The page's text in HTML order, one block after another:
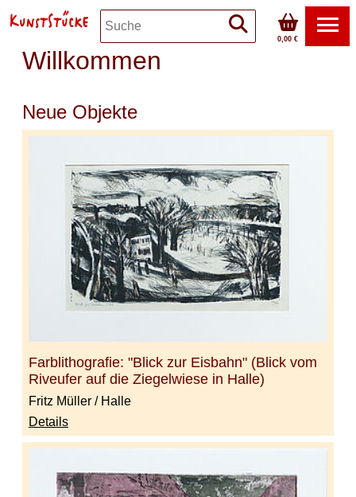
0,00 €
Willkommen
Neue Objekte
Farblithografie: "Blick zur Eisbahn" (Blick vom
Riveufer auf die Ziegelwiese in Halle)
Fritz Müller / Halle
Details